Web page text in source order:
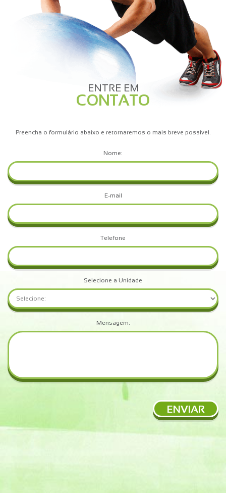
ENTRE EM
CONTATO
Preencha o formulário abaixo e retornaremos o mais breve possível.
Nome:
E-mail
Telefone
Selecione a Unidade
Mensagem:
ENVIAR